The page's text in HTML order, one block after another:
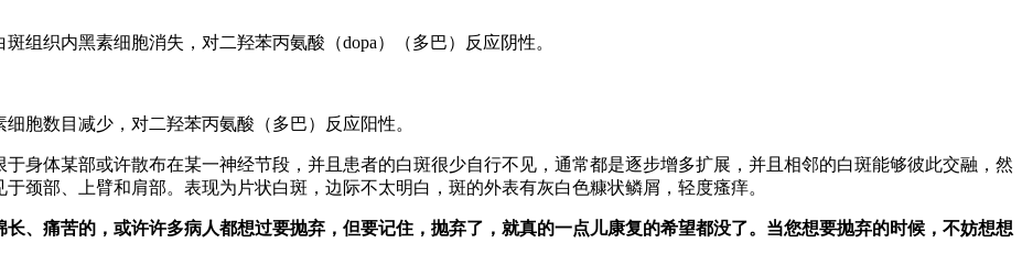
织内黑素细胞消失，对二羟苯丙氨酸（dopa）（多巴）反应阴性。
数目减少，对二羟苯丙氨酸（多巴）反应阳性。
体某部或许散布在某一神经节段，并且患者的白斑很少自行不见，通常都是逐步增多扩展，并且相邻的白斑能够彼此交融，然
颈部、上臂和肩部。表现为片状白斑，边际不太明白，斑的外表有灰白色糠状鳞屑，轻度瘙痒。
、痛苦的，或许许多病人都想过要抛弃，但要记住，抛弃了，就真的一点儿康复的希望都没了。当您想要抛弃的时候，不妨想想